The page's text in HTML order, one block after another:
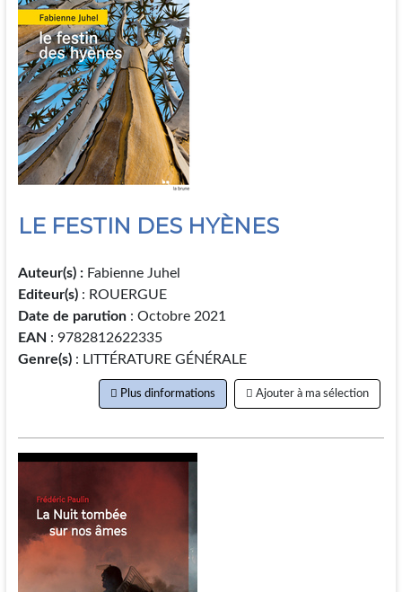
LE FESTIN DES HYÈNES
Auteur(s) :Fabienne Juhel
Editeur(s) : ROUERGUE
Date de parution: Octobre 2021
EAN : 9782812622335
Genre(s): LITTÉRATURE GÉNÉRALE
Plus dinformations Ajouter à ma sélection